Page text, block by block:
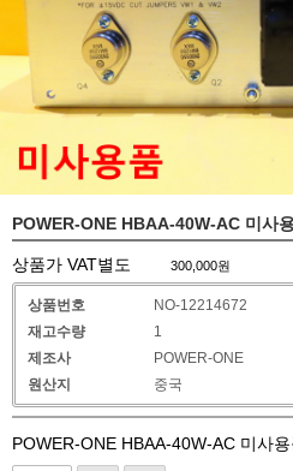
POWER-ONE HBAA-40W-AC 미사
상품가 VAT별도 300,000원
상품번호
NO-12214672
재고수량
1
제조사
POWER-ONE
원산지
중국
POWER-ONE HBAA-40W-AC 미사